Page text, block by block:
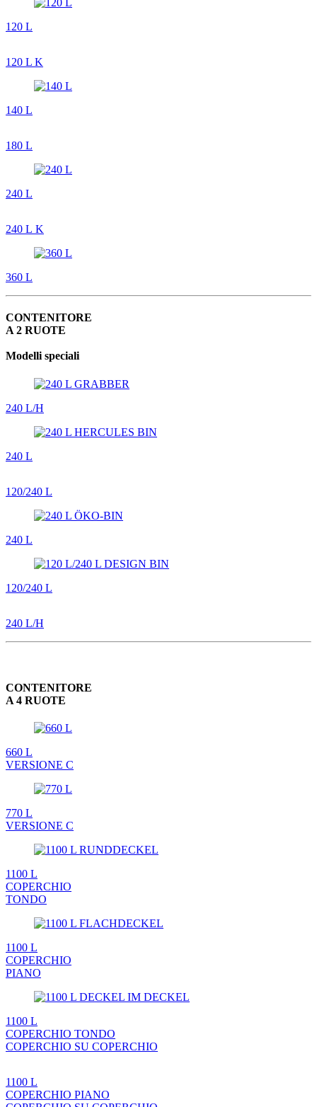
120 L
120 L K
140 L
180 L
240 L
240 L K
360 L
CONTENITORE
A 2 RUOTE
Modelli speciali
240 L/H
240 L
120/240 L
240 L
120/240 L
240 L/H
CONTENITORE
A 4 RUOTE
660 L
VERSIONE C
770 L
VERSIONE C
1100 L
COPERCHIO
TONDO
1100 L
COPERCHIO
PIANO
1100 L
COPERCHIO TONDO
COPERCHIO SU COPERCHIO
1100 L
COPERCHIO PIANO